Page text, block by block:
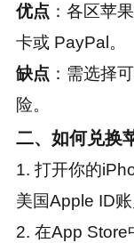
优点 ：各区苹
卡或 PayPal。
缺点 ：需选择
险。
二、如何兑换
1. 打开你的
美国Apple ID账
2. 在App Store